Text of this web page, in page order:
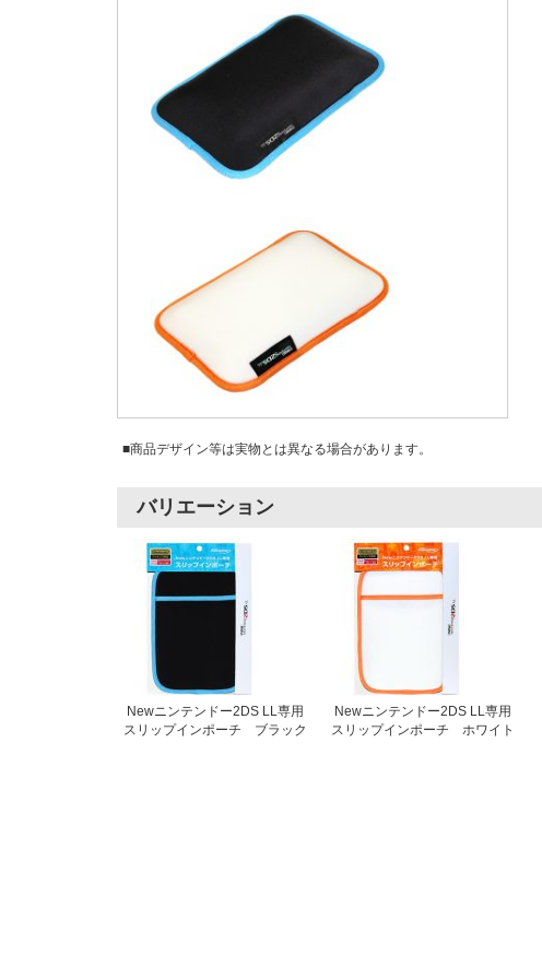
■商品デザイン等は実物とは異なる場合があります。
バリエーション
Newニンテンドー2DS LL専用
スリップインポーチ ブラック
Newニンテンドー2DS LL専用
スリップインポーチ ホワイト